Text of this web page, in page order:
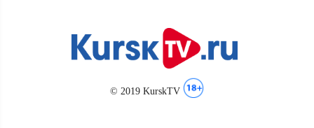
© 2019 KurskTV